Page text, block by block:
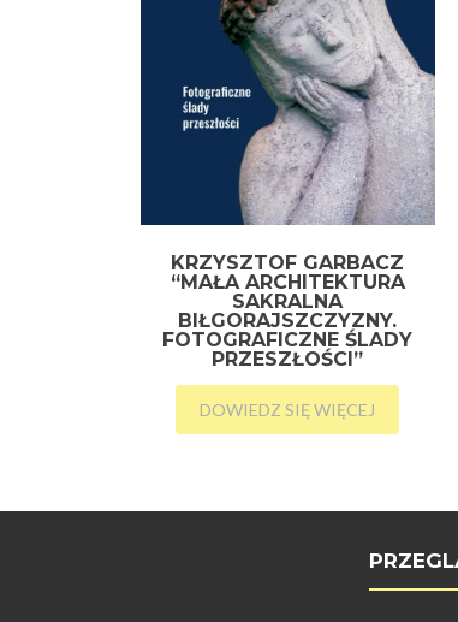
KRZYSZTOF GARBACZ
“MAŁA ARCHITEKTURA
SAKRALNA
BIŁGORAJSZCZYZNY.
FOTOGRAFICZNE ŚLADY
PRZESZŁOŚCI”
DOWIEDZ SIĘ WIĘCEJ